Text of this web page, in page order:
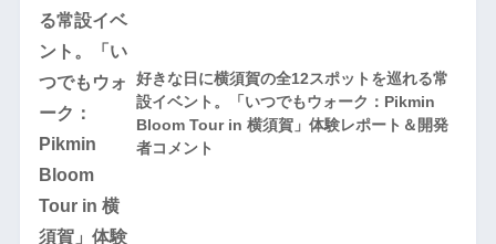
好きな日に横須賀の全12スポットを巡れる常
設イベント。「いつでもウォーク：Pikmin
Bloom Tour in 横須賀」体験レポート＆開発
者コメント